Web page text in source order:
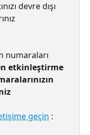
devre dışı
numaraları
etkinleştirme
geçin :